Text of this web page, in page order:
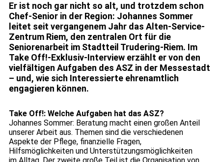
Er ist noch gar nicht so alt, und trotzdem schon
Chef-Senior in der Region: Johannes Sommer
leitet seit vergangenem Jahr das Alten-Service-
Zentrum Riem, den zentralen Ort für die
Seniorenarbeit im Stadtteil Trudering-Riem. Im
Take Off!-Exklusiv-Interview erzählt er von den
vielfältigen Aufgaben des ASZ in der Messestadt
– und, wie sich Interessierte ehrenamtlich
engagieren können.
Take Off!: Welche Aufgaben hat das ASZ?
Johannes Sommer: Beratung macht einen großen Anteil
unserer Arbeit aus. Themen sind die verschiedenen
Aspekte der Pflege, finanzielle Fragen,
Hilfsmöglichkeiten und Unterstützungsmöglichkeiten